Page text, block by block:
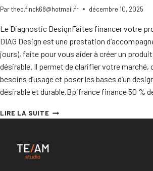
Partheo.finck68@hotmail.fr décembre 10, 2025
Le Diagnostic DesignFaites financer votre
DIAG Design est une prestation
jours), faite pour vous aider à créer un
désirable. Il permet de clarifier votre marché,
besoins d’usage et poser les bases d’un
désirable et durable.Bpifrance finance 50 %
LIRE LA SUITEDIAG
DESIGN